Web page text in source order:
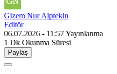
Gizem Nur Alptekin
Editör
06.07.2026 - 11:57Yayınlanma
1 Dk Okunma Süresi
Paylaş